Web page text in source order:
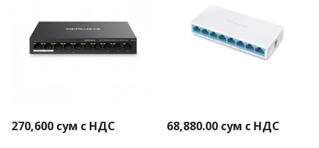
270,600 сум с НДС 68,880.00 сум с НДС